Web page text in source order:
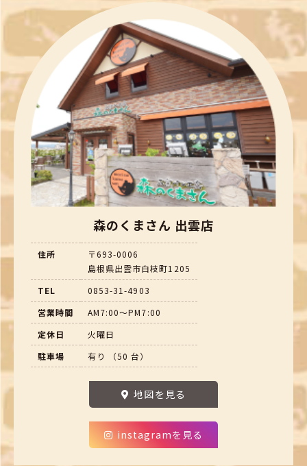
森のくまさん 出雲店
住所
〒693-0006
島根県出雲市白枝町1205
TEL
0853-31-4903
営業時間
AM7:00～PM7:00
定休日
火曜日
駐車場
有り （50 台）
地図を見る
instagramを見る